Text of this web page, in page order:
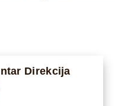
Direkcija